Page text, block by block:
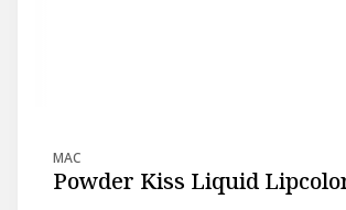
MAC
Powder Kiss Liquid